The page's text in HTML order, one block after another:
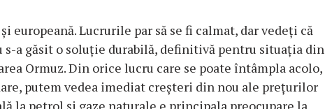
Lucrurile par să se fi calmat, dar vedeţi că
a găsit o soluţie durabilă, definitivă pentru situaţia din
Ormuz. Din orice lucru care se poate întâmpla acolo,
putem vedea imediat creşteri din nou ale preţurilor